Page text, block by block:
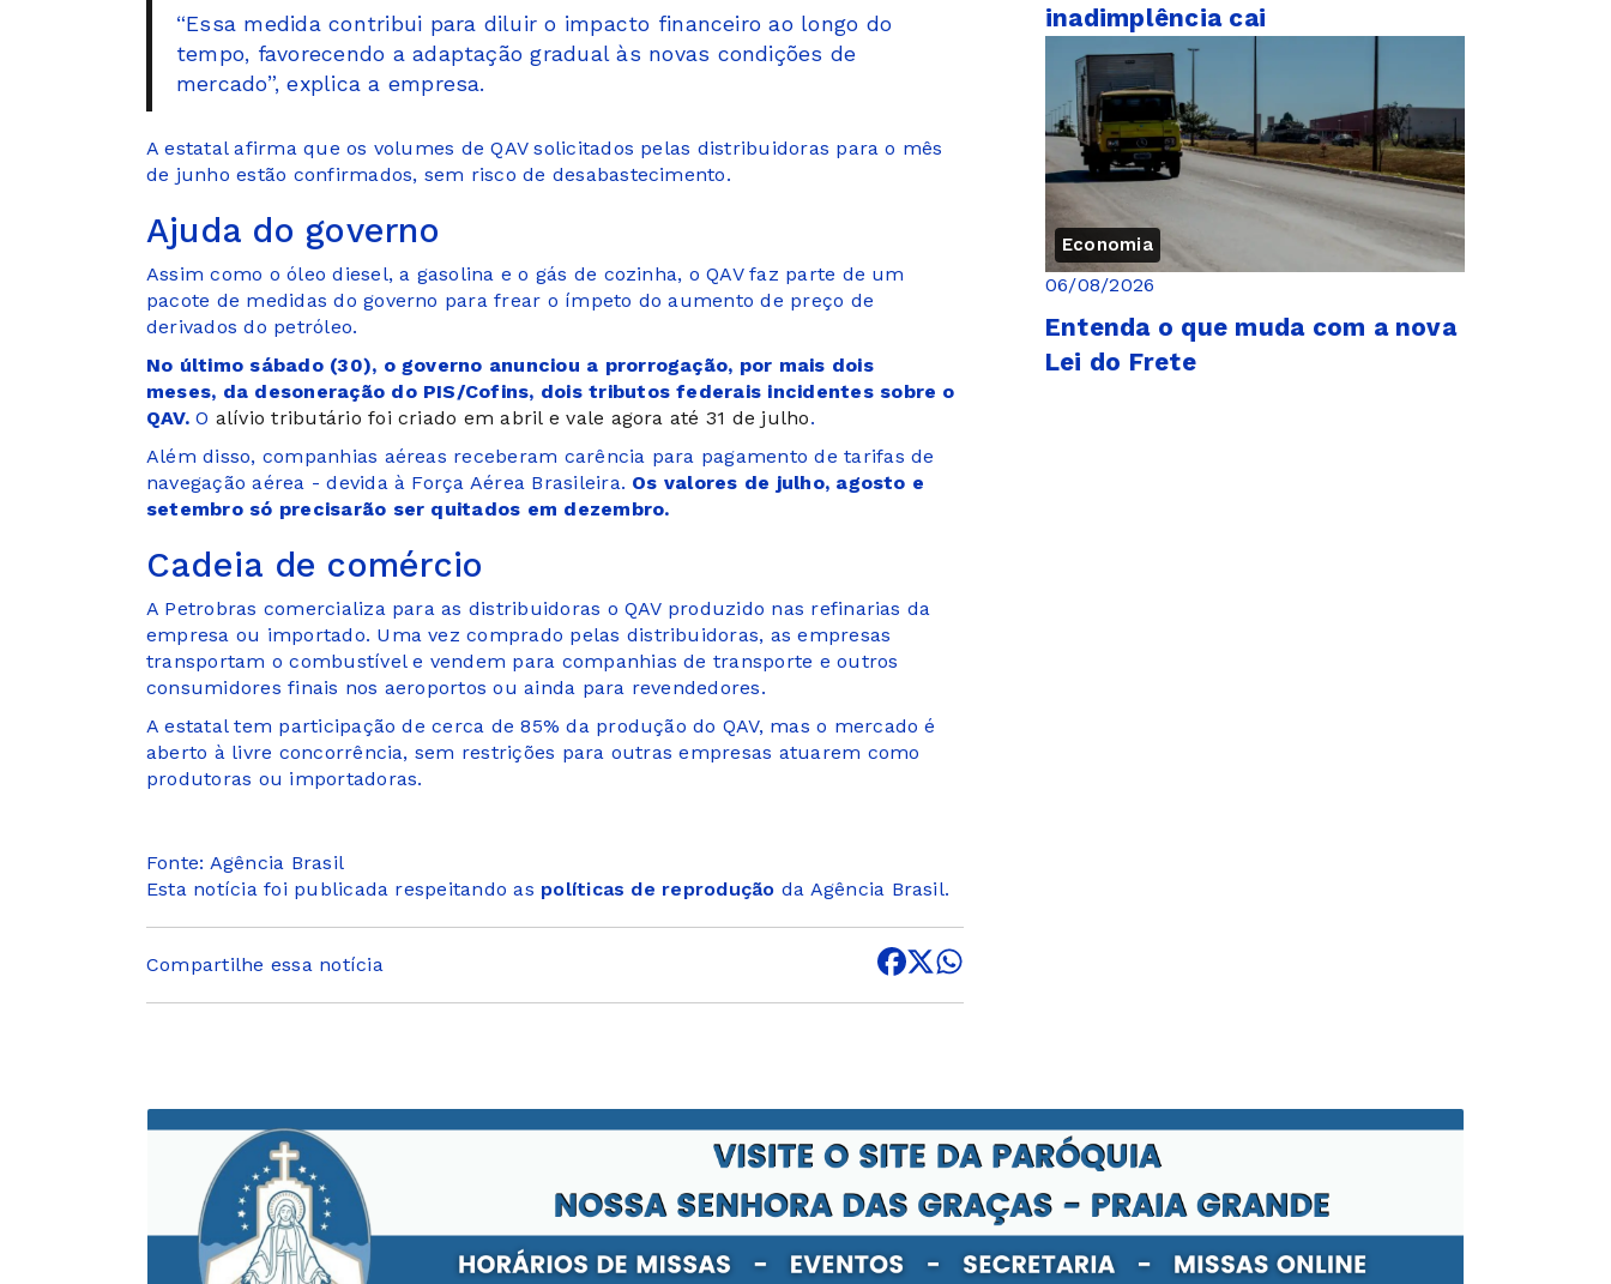
“Essa medida contribui para diluir o impacto financeiro ao longo do
tempo, favorecendo a adaptação gradual às novas condições de
mercado”, explica a empresa.
A estatal afirma que os volumes de QAV solicitados pelas distribuidoras para o mês
de junho estão confirmados, sem risco de desabastecimento.
Ajuda do governo
Assim como o óleo diesel, a gasolina e o gás de cozinha, o QAV faz parte de um
pacote de medidas do governo para frear o ímpeto do aumento de preço de
derivados do petróleo.
No último sábado (30), o governo anunciou a prorrogação, por mais dois
meses, da desoneração do PIS/Cofins, dois tributos federais incidentes sobre o
QAV.O alívio tributário foi criado em abril e vale agora até 31 de julho.
Além disso, companhias aéreas receberam carência para pagamento de tarifas de
navegação aérea - devida à Força Aérea Brasileira. Os valores de julho, agosto e
setembro só precisarão ser quitados em dezembro.
Cadeia de comércio
A Petrobras comercializa para as distribuidoras o QAV produzido nas refinarias da
empresa ou importado. Uma vez comprado pelas distribuidoras, as empresas
transportam o combustível e vendem para companhias de transporte e outros
consumidores finais nos aeroportos ou ainda para revendedores.
A estatal tem participação de cerca de 85% da produção do QAV, mas o mercado é
aberto à livre concorrência, sem restrições para outras empresas atuarem como
produtoras ou importadoras.
Fonte: Agência Brasil
Esta notícia foi publicada respeitando as políticas de reprodução da Agência Brasil.
Compartilhe essa notícia
inadimplência cai
Economia
06/08/2026
Entenda o que muda com a nova
Lei do Frete